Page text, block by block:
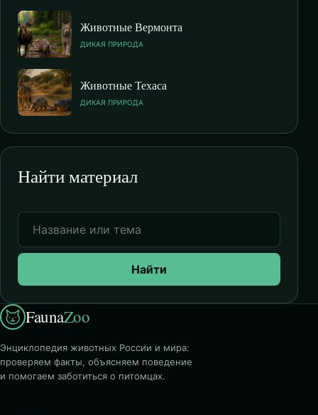
Животные Вермонта
ДИКАЯ ПРИРОДА
Животные Техаса
ДИКАЯ ПРИРОДА
Найти материал
Найти
FaunaZoo
Энциклопедия животных России и мира:
проверяем факты, объясняем поведение
и помогаем заботиться о питомцах.